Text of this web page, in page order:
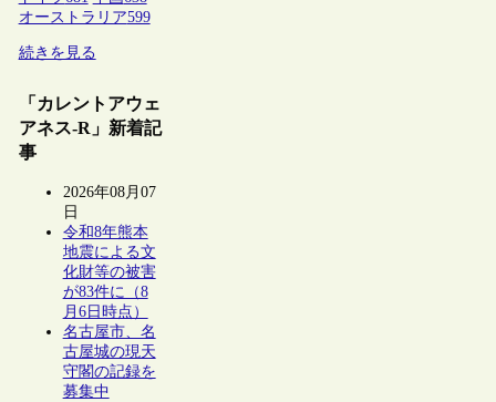
オーストラリア599
続きを見る
「カレントアウェ
アネス-R」新着記
事
2026年08月07
日
令和8年熊本
地震による文
化財等の被害
が83件に（8
月6日時点）
名古屋市、名
古屋城の現天
守閣の記録を
募集中